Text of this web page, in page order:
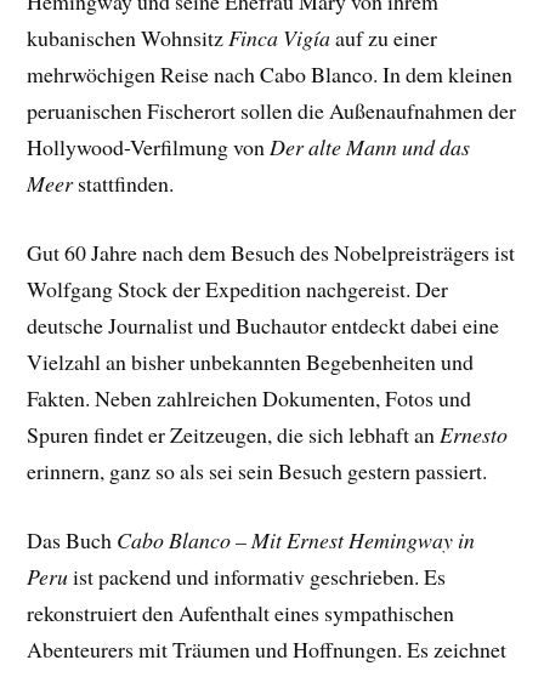
kubanischen WohnsitzFinca Vigíaauf zu einer
mehrwöchigen Reise nach Cabo Blanco. In dem kleinen
peruanischen Fischerort sollen die Außenaufnahmen der
Hollywood-Verfilmung vonDer alte Mann und das
Meerstattfinden.
Gut 60 Jahre nach dem Besuch des Nobelpreisträgers ist
Wolfgang Stock der Expedition nachgereist. Der
deutsche Journalist und Buchautor entdeckt dabei eine
Vielzahl an bisher unbekannten Begebenheiten und
Fakten. Neben zahlreichen Dokumenten, Fotos und
Spuren findet er Zeitzeugen, die sich lebhaft anErnesto
erinnern, ganz so als sei sein Besuch gestern passiert.
Das Buch Cabo Blanco – Mit Ernest Hemingway in
Peruist packend und informativ geschrieben. Es
rekonstruiert den Aufenthalt eines sympathischen
Abenteurers mit Träumen und Hoffnungen. Es zeichnet